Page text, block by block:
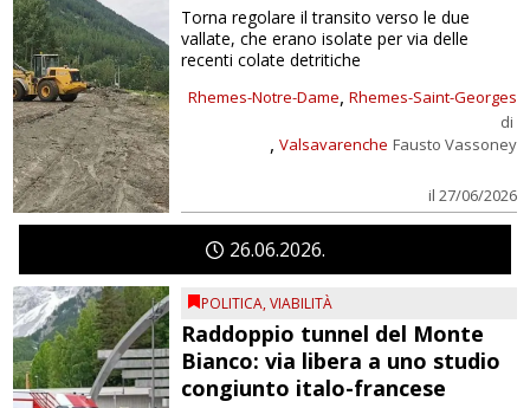
Rhemes-Notre-Dame, Rhemes-Saint-Georges
, Valsavarenche
di
Fausto Vassoney
il 27/06/2026
Torna regolare il transito verso le due
vallate, che erano isolate per via delle
recenti colate detritiche
2606 2026
POLITICA,VIABILITÀ
Raddoppio tunnel del Monte
Bianco: via libera a uno studio
congiunto italo-francese